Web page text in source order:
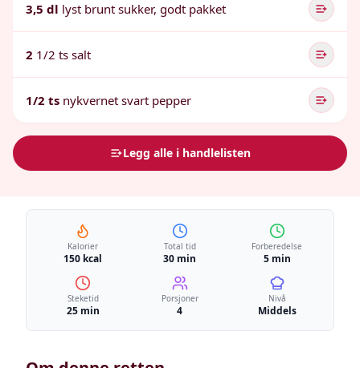
3,5 dl lyst brunt sukker, godt pakket
2 1/2 ts salt
1/2 ts nykvernet svart pepper
Legg alle i handlelisten
Kalorier
150 kcal
Total tid
30 min
Forberedelse
5 min
Steketid
25 min
Porsjoner
4
Nivå
Middels